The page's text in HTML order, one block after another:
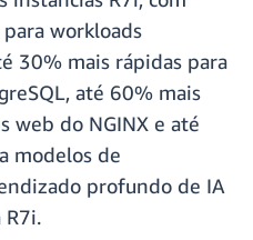
workloads
30% mais rápidas para
até 60% mais
web do NGINX e até
modelos de
profundo de IA
R7i.